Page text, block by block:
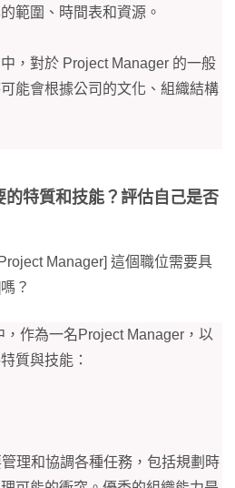
範圍、時間表和資源。
，對於 Project Manager 的一般
能會根據公司的文化、組織結構
特質和技能？評估自己是否
Manager] 這個職位需要具
？
，作為一名Project Manager，以
質與技能：
理和協調各種任務，包括規劃時